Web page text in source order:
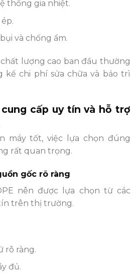
thống gia nhiệt.
và chống ẩm.
lượng cao ban đầu thường
kể chi phí sửa chữa và bảo trì
cấp uy tín và hỗ trợ
máy tốt, việc lựa chọn đúng
rất quan trọng.
gốc rõ ràng
nên được lựa chọn từ các
trên thị trường.
rõ ràng.
đủ.